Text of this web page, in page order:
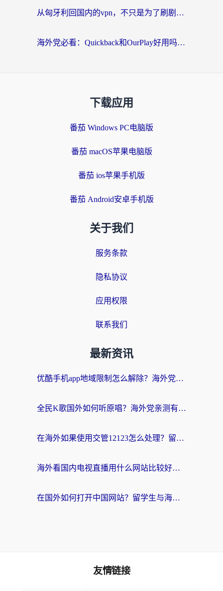
从匈牙利回国内的vpn，不只是为了刷剧那么简单
海外党必看：Quickback和OurPlay好用吗？3分钟选对回国加速器，无缝刷剧玩游戏
下载应用
番茄 Windows PC电脑版
番茄 macOS苹果电脑版
番茄 ios苹果手机版
番茄 Android安卓手机版
关于我们
服务条款
隐私协议
应用权限
联系我们
最新资讯
优酷手机app地域限制怎么解除？海外党亲测有效的追剧方案
全民K歌国外如何听原唱？海外党亲测有效的回国加速器选择指南
在海外如果使用交管12123怎么处理？留学生亲测有效的回国加速方案
海外看国内电视直播用什么网站比较好？一篇解决你所有追剧难题的实用指南
在国外如何打开中国网站？留学生与海外华人的无缝访问指南
友情链接